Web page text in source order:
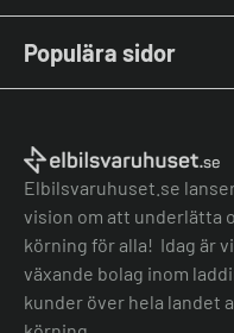
Kabelhållare
Stolpar & Fästen
Portabla Laddare
Övriga tillbehör
Kontakta oss
Vanliga frågor & svar
El-lexikon
Installation
Grön teknik bidrag
Lastbalansering
Köpvillkor
Köpvillkor batteri
Felanmälan
Populära sidor
Elbilsladdare företag
Laddbox bäst i test
Bilmärken
Jämför laddboxar
Jämför hembatterier
Elbilsvaruhuset.se
vision om att underlätta
körning för alla! Idag är
växande bolag inom
kunder över hela landet